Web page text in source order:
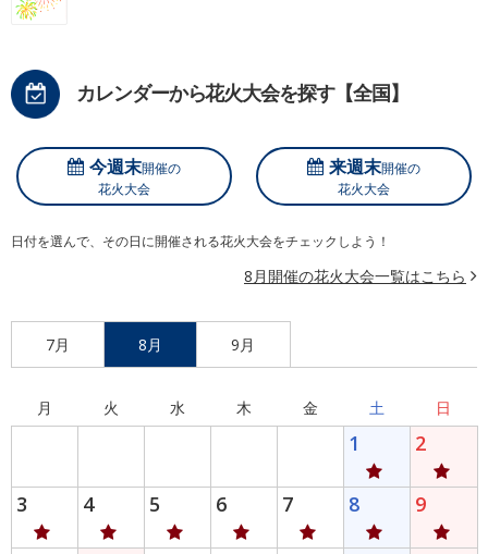
カレンダーから花火大会を探す【全国】
今週末開催の
花火大会
来週末開催の
花火大会
日付を選んで、その日に開催される花火大会をチェックしよう！
8月開催の花火大会一覧はこちら
7月 8月 9月
月 火 水 木 金 土 日
1 2
3 4 5 6 7 8 9